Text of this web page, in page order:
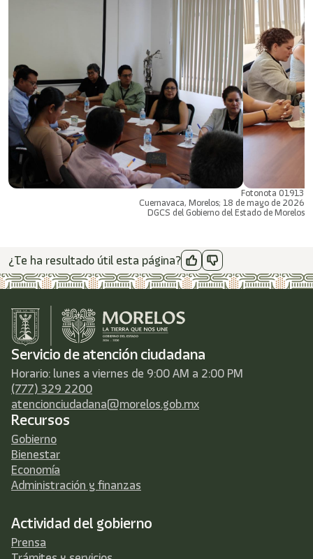
Fotonota 01913
Cuernavaca, Morelos; 18 de mayo de 2026
DGCS del Gobierno del Estado de Morelos
¿Te ha resultado útil esta página?
Servicio de atención ciudadana
Horario: lunes a viernes de 9:00 AM a 2:00 PM
(777) 329 2200
atencionciudadana@morelos.gob.mx
Recursos
Gobierno
Bienestar
Economía
Administración y finanzas
Actividad del gobierno
Prensa